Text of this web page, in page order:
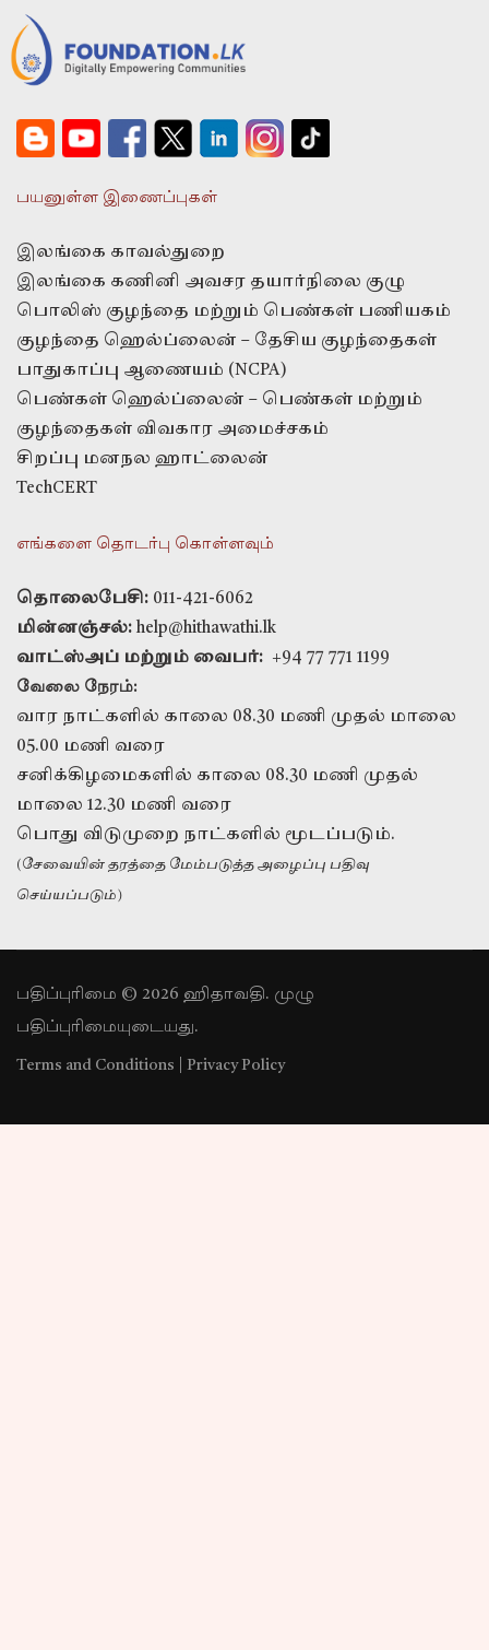
பயனுள்ள இணைப்புகள்
இலங்கை காவல்துறை
இலங்கை கணினி அவசர தயார்நிலை குழு
பொலிஸ் குழந்தை மற்றும் பெண்கள் பணியகம்
குழந்தை ஹெல்ப்லைன் – தேசிய குழந்தைகள்
பாதுகாப்பு ஆணையம் (NCPA)
பெண்கள் ஹெல்ப்லைன் – பெண்கள் மற்றும்
குழந்தைகள் விவகார அமைச்சகம்
சிறப்பு மனநல ஹாட்லைன்
TechCERT
எங்களை தொடர்பு கொள்ளவும்
தொலைபேசி: 011-421-6062
மின்னஞ்சல்: help@hithawathi.lk
வாட்ஸ்அப் மற்றும் வைபர்: +94 77 771 1199
வேலை நேரம்:
வார நாட்களில் காலை 08.30 மணி முதல் மாலை
05.00 மணி வரை
சனிக்கிழமைகளில் காலை 08.30 மணி முதல்
மாலை 12.30 மணி வரை
பொது விடுமுறை நாட்களில் மூடப்படும்.
(சேவையின் தரத்தை மேம்படுத்த அழைப்பு பதிவு
செய்யப்படும்)
பதிப்புரிமை © 2026 ஹிதாவதி. முழு
பதிப்புரிமையுடையது.
Terms and Conditions Privacy Policy